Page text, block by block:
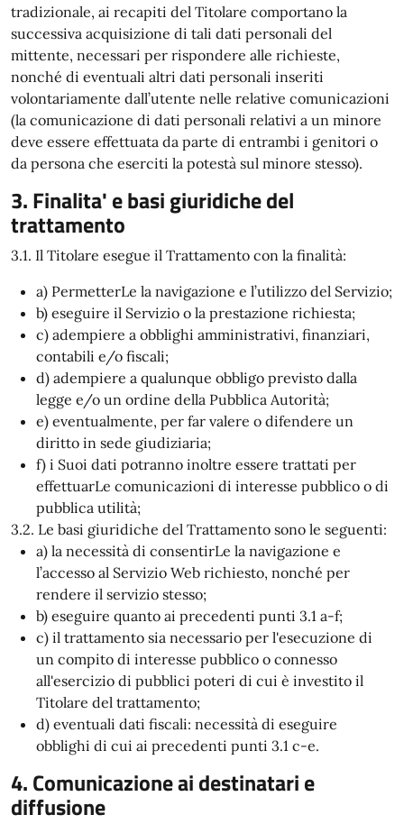
tradizionale, ai recapiti del Titolare comportano la
successiva acquisizione di tali dati personali del
mittente, necessari per rispondere alle richieste,
nonché di eventuali altri dati personali inseriti
volontariamente dall’utente nelle relative comunicazioni
(la comunicazione di dati personali relativi a un minore
deve essere effettuata da parte di entrambi i genitori o
da persona che eserciti la potestà sul minore stesso).
3. Finalita' e basi giuridiche del
trattamento
3.1. Il Titolare esegue il Trattamento con la finalità:
a) PermetterLe la navigazione e l’utilizzo del Servizio;
b) eseguire il Servizio o la prestazione richiesta;
c) adempiere a obblighi amministrativi, finanziari,
contabili e/o fiscali;
d) adempiere a qualunque obbligo previsto dalla
legge e/o un ordine della Pubblica Autorità;
e) eventualmente, per far valere o difendere un
diritto in sede giudiziaria;
f) i Suoi dati potranno inoltre essere trattati per
effettuarLe comunicazioni di interesse pubblico o di
pubblica utilità;
3.2. Le basi giuridiche del Trattamento sono le seguenti:
a) la necessità di consentirLe la navigazione e
l’accesso al Servizio Web richiesto, nonché per
rendere il servizio stesso;
b) eseguire quanto ai precedenti punti 3.1 a-f;
c) il trattamento sia necessario per l'esecuzione di
un compito di interesse pubblico o connesso
all'esercizio di pubblici poteri di cui è investito il
Titolare del trattamento;
d) eventuali dati fiscali: necessità di eseguire
obblighi di cui ai precedenti punti 3.1 c-e.
4. Comunicazione ai destinatari e
diffusione